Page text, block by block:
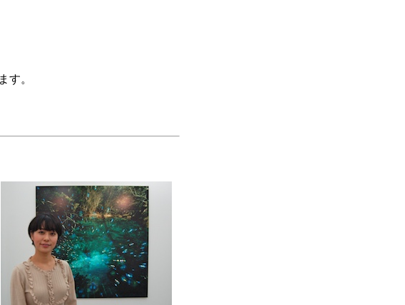
す。